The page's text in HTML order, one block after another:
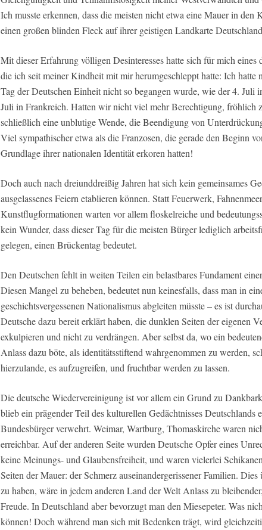
Ich musste erkennen, dass die meisten nicht etwa eine Mauer in den
einen großen blinden Fleck auf ihrer geistigen Landkarte
Mit dieser Erfahrung völligen Desinteresses hatte sich für mich eines
die ich seit meiner Kindheit mit mir herumgeschleppt hatte: Ich hatte
Tag der Deutschen Einheit nicht so begangen wurde, wie der 4. Juli
Juli in Frankreich. Hatten wir nicht viel mehr Berechtigung, fröhlich
schließlich eine unblutige Wende, die Beendigung von
Viel sympathischer etwa als die Franzosen, die gerade den Beginn
Grundlage ihrer nationalen Identität erkoren hatten!
Doch auch nach dreiunddreißig Jahren hat sich kein gemeinsames
ausgelassenes Feiern etablieren können. Statt Feuerwerk,
Kunstflugformationen warten vor allem floskelreiche und
kein Wunder, dass dieser Tag für die meisten Bürger lediglich
gelegen, einen Brückentag bedeutet.
Den Deutschen fehlt in weiten Teilen ein belastbares Fundament
Diesen Mangel zu beheben, bedeutet nun keinesfalls, dass man in
geschichtsvergessenen Nationalismus abgleiten müsste – es ist
Deutsche dazu bereit erklärt haben, die dunklen Seiten der eigenen
exkulpieren und nicht zu verdrängen. Aber selbst da, wo ein
Anlass dazu böte, als identitätsstiftend wahrgenommen zu werden,
hierzulande, es aufzugreifen, und fruchtbar werden zu lassen.
Die deutsche Wiedervereinigung ist vor allem ein Grund zu
blieb ein prägender Teil des kulturellen Gedächtnisses Deutschlands
Bundesbürger verwehrt. Weimar, Wartburg, Thomaskirche waren
erreichbar. Auf der anderen Seite wurden Deutsche Opfer eines
keine Meinungs- und Glaubensfreiheit, und waren vielerlei
Seiten der Mauer: der Schmerz auseinandergerissener Familien.
zu haben, wäre in jedem anderen Land der Welt Anlass zu
Freude. In Deutschland aber bevorzugt man den Miesepeter. Was
können! Doch während man sich mit Bedenken trägt, wird